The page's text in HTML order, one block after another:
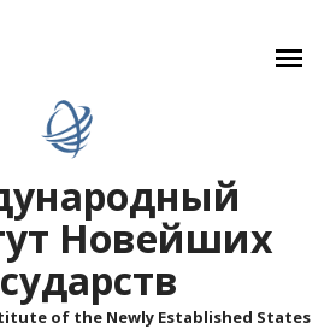
Новейших
of the Newly Established States